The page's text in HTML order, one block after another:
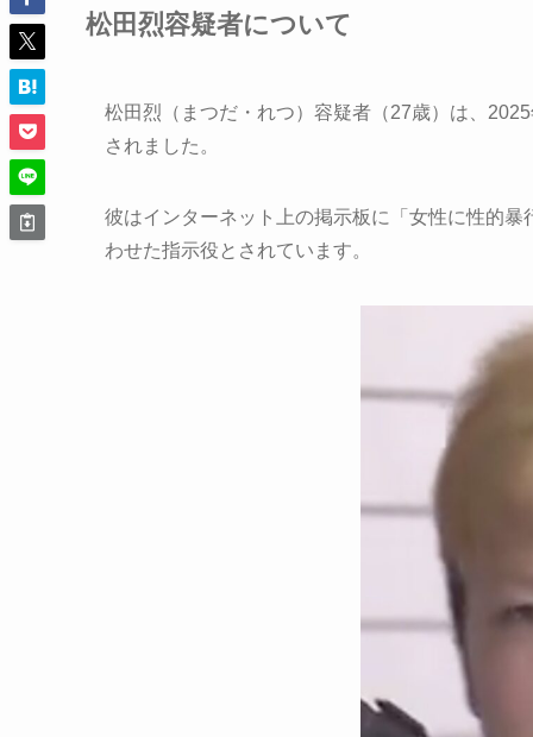
松田烈容疑者について
松田烈（まつだ・れつ）容疑者（27歳）は、
されました。
彼はインターネット上の掲示板に「女性に性的
わせた指示役とされています。